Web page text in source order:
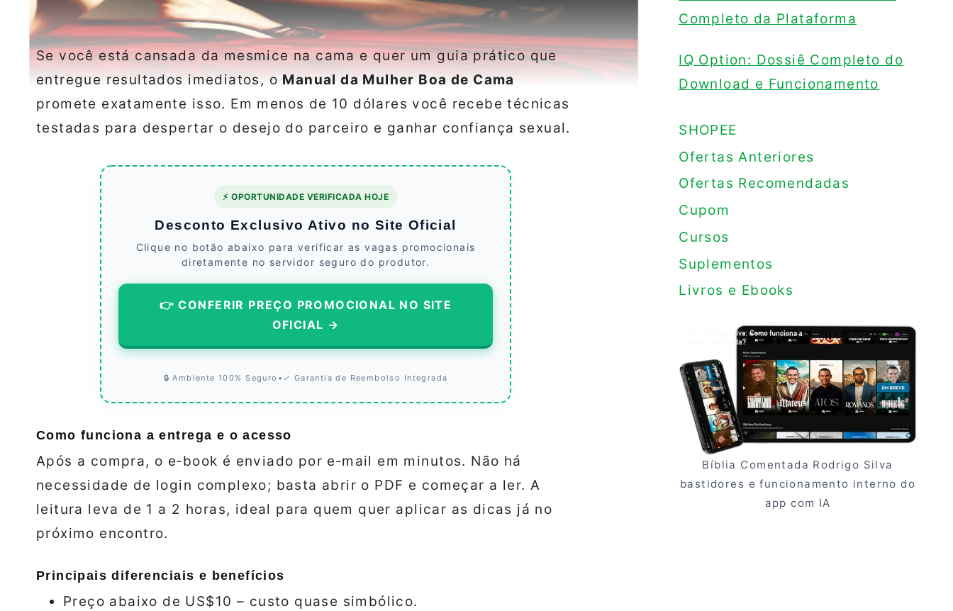
Se você está cansada da mesmice na cama e quer um guia prático que
entregue resultados imediatos, o Manual da Mulher Boa de Cama
promete exatamente isso. Em menos de 10 dólares você recebe técnicas
testadas para despertar o desejo do parceiro e ganhar confiança sexual.
⚡ OPORTUNIDADE VERIFICADA HOJE
Desconto Exclusivo Ativo no Site Oficial
Clique no botão abaixo para verificar as vagas promocionais
diretamente no servidor seguro do produtor.
👉 CONFERIR PREÇO PROMOCIONAL NO SITE
OFICIAL →
🔒 Ambiente 100% Seguro • ✓ Garantia de Reembolso Integrada
Como funciona a entrega e o acesso
Após a compra, o e‑book é enviado por e‑mail em minutos. Não há
necessidade de login complexo; basta abrir o PDF e começar a ler. A
leitura leva de 1 a 2 horas, ideal para quem quer aplicar as dicas já no
próximo encontro.
Principais diferenciais e benefícios
Preço abaixo de US$10 – custo quase simbólico.
Completo da Plataforma
IQ Option: Dossiê Completo do
Download e Funcionamento
SHOPEE
Ofertas Anteriores
Ofertas Recomendadas
Cupom
Cursos
Suplementos
Livros e Ebooks
Bíblia Comentada Rodrigo Silva
bastidores e funcionamento interno do
app com IA